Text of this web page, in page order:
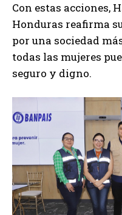
Con estas acciones,
Honduras reafirma
por una sociedad
todas las mujeres
seguro y digno.